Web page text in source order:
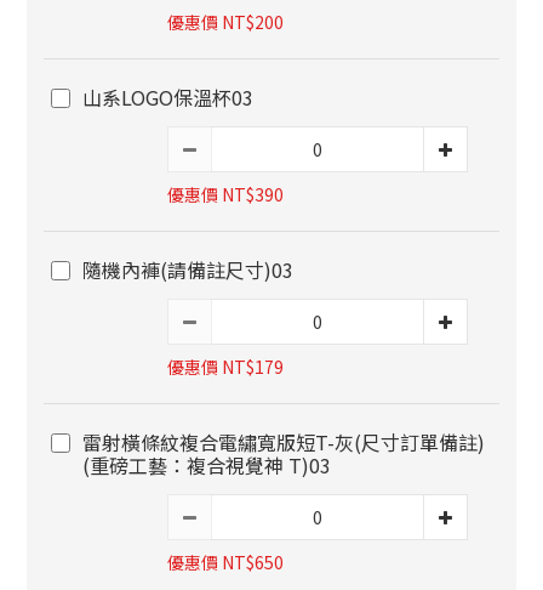
優惠價 NT$200
山系LOGO保溫杯03
優惠價 NT$390
隨機內褲(請備註尺寸)03
優惠價 NT$179
雷射橫條紋複合電繡寬版短T-灰(尺寸訂單備註)
(重磅工藝：複合視覺神 T)03
優惠價 NT$650